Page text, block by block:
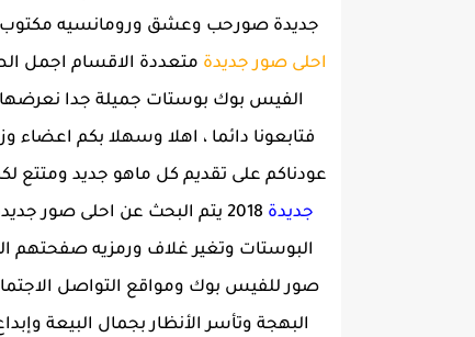
جديدة صورحب وعشق ورومانسيه مكتوب
احلى صور جديدة متعددة الاقسام اجمل
الفيس بوك بوستات جميلة جدا نعرضها
فتابعونا دائما ، اهلا وسهلا بكم اعضاء
عودناكم على تقديم كل ماهو جديد ومتتع
جديدة
2018 يتم البحث عن احلى صور
البوستات وتغير غلاف ورمزيه صفحتهم
صور للفيس بوك ومواقع التواصل
البهجة وتأسر الأنظار بجمال البيعة